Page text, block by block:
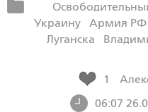
Украину
Армия РФ
Луганска
1
06:07